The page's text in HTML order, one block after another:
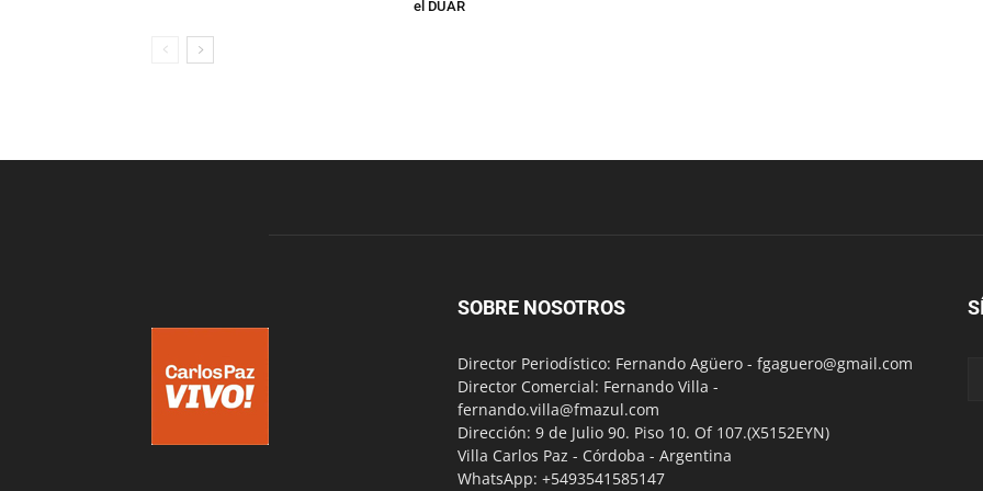
el DUAR
SOBRE NOSOTROS
Director Periodístico: Fernando Agüero - fgaguero@gmail.com
Director Comercial: Fernando Villa -
fernando.villa@fmazul.com
Dirección: 9 de Julio 90. Piso 10. Of 107.(X5152EYN)
Villa Carlos Paz - Córdoba - Argentina
WhatsApp: +5493541585147